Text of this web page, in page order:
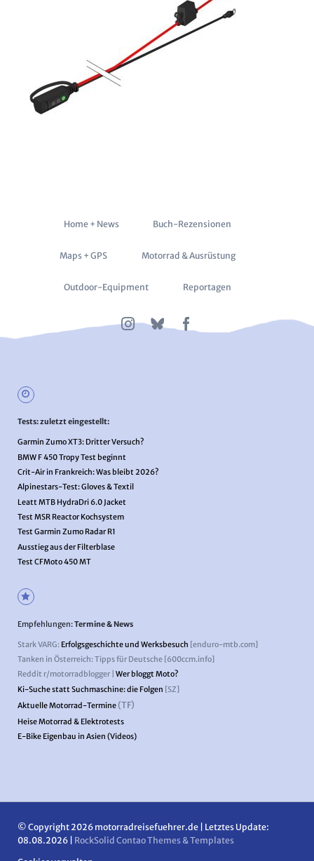
Navigation
Home + News Buch-Rezensionen
Maps + GPS Motorrad & Ausrüstung
Outdoor-Equipment Reportagen
Tests: zuletzt eingestellt:
Garmin Zumo XT3: Dritter Versuch?
BMW F 450 Tropy Test beginnt
Crit-Air in Frankreich: Was bleibt 2026?
Alpinestars-Test: Gloves & Textil
Leatt MTB HydraDri 6.0 Jacket
Test MSR Reactor Kochsystem
Test Garmin Zumo Radar R1
Ausstieg aus der Filterblase
Test CFMoto 450 MT
Empfehlungen:Termine & News
Stark VARG: Erfolgsgeschichte und Werksbesuch [enduro-mtb.com]
Tanken in Österreich: Tipps für Deutsche [600ccm.info]
Reddit r/motorradblogger | Wer bloggt Moto?
Ki-Suche statt Suchmaschine: die Folgen [SZ]
Aktuelle Motorrad-Termine(TF)
Heise Motorrad & Elektrotests
E-Bike Eigenbau in Asien (Videos)
© Copyright 2026 motorradreisefuehrer.de | Letztes Update:
08.08.2026 | RockSolid Contao Themes & Templates